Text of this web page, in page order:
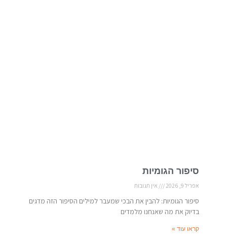
סיפור הגומיות
אפריל 9, 2026 אין תגובות
סיפור הגומיות: להבין את הבכי שמעבר למילים הסיפור הזה מדגים
בדיוק את מה שאנחנו מלמדים
קראו עוד »